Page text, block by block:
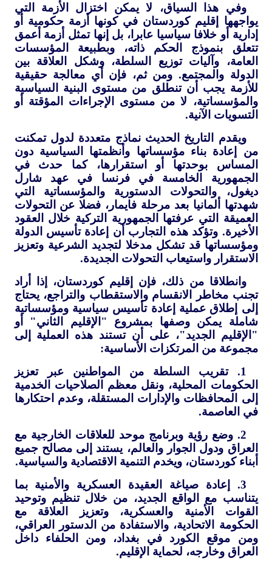
وفي هذا السياق، لا يمكن اختزال الأزمة التي
يواجهها إقليم كوردستان في كونها أزمة حكومية أو
إدارية أو خلافا سياسيا عابرا، بل إنها تمثل أزمة أعمق
تتعلق بنموذج الحكم ذاته، وبطبيعة المؤسسات
العامة، وآليات توزيع السلطة، وشكل العلاقة بين
الدولة والمجتمع. ومن ثم، فإن أي معالجة حقيقية
للأزمة يجب أن تنطلق من مستوى البنية السياسية
والمؤسساتية، لا من مستوى الإجراءات المؤقتة أو
التسويات الآنية.
ويقدم التاريخ الحديث نماذج متعددة لدول تمكنت
من إعادة بناء مؤسساتها وأنظمتها السياسية دون
المساس بوحدتها أو استقرارها، كما حدث في
الجمهورية الخامسة في فرنسا في عهد شارل
ديغول، والتحولات الدستورية والمؤسساتية التي
شهدتها ألمانيا بعد مرحلة فايمار، فضلا عن التحولات
العميقة التي عرفتها الجمهورية التركية خلال العقود
الأخيرة. وتؤكد هذه التجارب أن إعادة تأسيس الدولة
ومؤسساتها قد تشكل مدخلا لتجديد الشرعية وتعزيز
الاستقرار واستيعاب التحولات الجديدة.
وانطلاقا من ذلك، فإن إقليم كوردستان، إذا أراد
تجنب مخاطر الانقسام والاستقطاب والتراجع، يحتاج
إلى إطلاق عملية إعادة تأسيس سياسية ومؤسساتية
شاملة يمكن وصفها بمشروع "الإقليم الثاني" أو
"الإقليم الجديد"، على أن تستند هذه العملية إلى
مجموعة من المرتكزات الأساسية:
1. تقريب السلطة من المواطنين عبر تعزيز
الحكومات المحلية، ونقل معظم الصلاحيات الخدمية
إلى المحافظات والإدارات المستقلة، وعدم احتكارها
في العاصمة.
2. وضع رؤية وبرنامج موحد للعلاقات الخارجية مع
العراق ودول الجوار والعالم، يستند إلى مصالح جميع
أبناء كوردستان، ويخدم التنمية الاقتصادية والسياسية.
3. إعادة صياغة العقيدة العسكرية والأمنية بما
يتناسب مع الواقع الجديد، من خلال تنظيم وتوحيد
القوات الأمنية والعسكرية، وتعزيز العلاقة مع
الحكومة الاتحادية، والاستفادة من الدستور العراقي،
ومن موقع الكورد في بغداد، ومن الحلفاء داخل
العراق وخارجه، لحماية الإقليم.